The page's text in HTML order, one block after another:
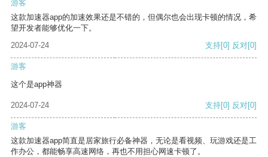
游客
这款加速器app的加速效果还是不错的，但偶尔也会出现卡顿的情况，希
望开发者能够优化一下。
2024-07-24
支持[0] 反对[0]
游客
这个是app神器
2024-07-24 支持[0] 反对[0]
游客
这款加速器app简直是居家旅行必备神器，无论是看视频、玩游戏还是工
作办公，都能畅享高速网络，再也不用担心网速卡顿了。